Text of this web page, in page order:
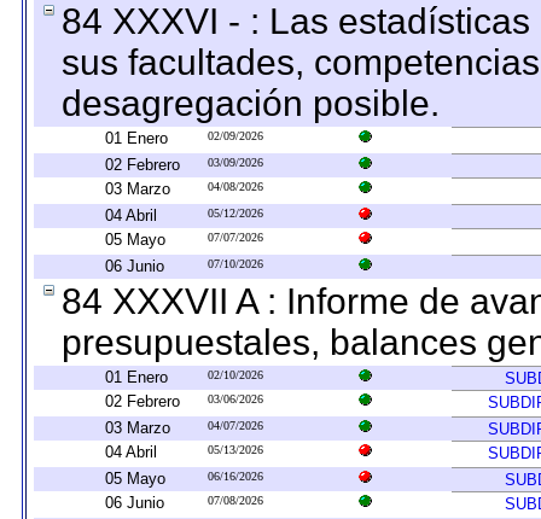
84 XXXVI - : Las
sus facultades,
desagregación posible.
01 Enero 02/09/2026
02 Febrero 03/09/2026
03 Marzo 04/08/2026
04 Abril 05/12/2026
05 Mayo 07/07/2026
06 Junio 07/10/2026
84 XXXVII A : Informe de
presupuestales, balances
01 Enero 02/10/2026
02 Febrero
03/06/2026
03 Marzo
04/07/2026
04 Abril
05/13/2026
05 Mayo
06/16/2026
06 Junio
07/08/2026